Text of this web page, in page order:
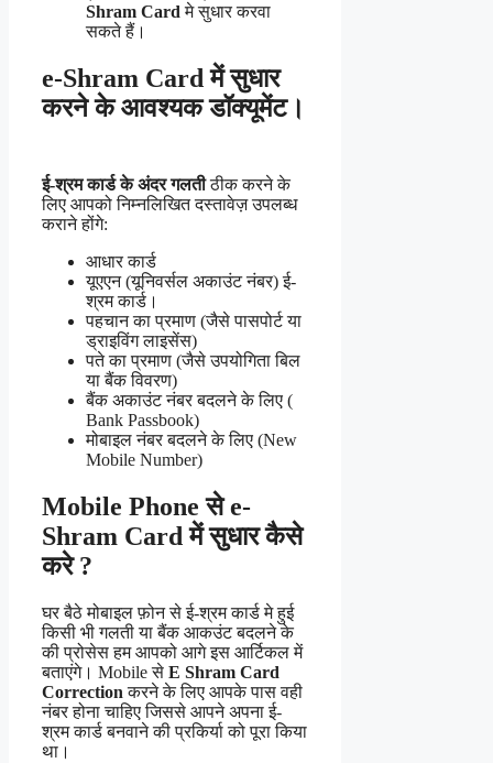
Shram Cardमे सुधार करवा
सकते हैं।
e-Shram Card में सुधार
करने के आवश्यक डॉक्यूमेंट।
ई-श्रम कार्ड के अंदर गलतीठीक करने के
लिए आपको निम्नलिखित दस्तावेज़ उपलब्ध
कराने होंगे:
आधार कार्ड
यूएएन (यूनिवर्सल अकाउंट नंबर) ई-
श्रम कार्ड।
पहचान का प्रमाण (जैसे पासपोर्ट या
ड्राइविंग लाइसेंस)
पते का प्रमाण (जैसे उपयोगिता बिल
या बैंक विवरण)
बैंक अकाउंट नंबर बदलने के लिए (
Bank Passbook)
मोबाइल नंबर बदलने के लिए (New
Mobile Number)
Mobile Phone सेe-
Shram Card में सुधार कैसे
करे ?
घर बैठे मोबाइल फ़ोन से ई-श्रम कार्ड मे हुई
किसी भी गलती या बैंक आकउंट बदलने के
की प्रोसेस हम आपको आगे इस आर्टिकल में
बताएंगे। Mobile से E Shram Card
Correction करने के लिए आपके पास वही
नंबर होना चाहिए जिससे आपने अपना ई-
श्रम कार्ड बनवाने की प्रकिर्या को पूरा किया
था।